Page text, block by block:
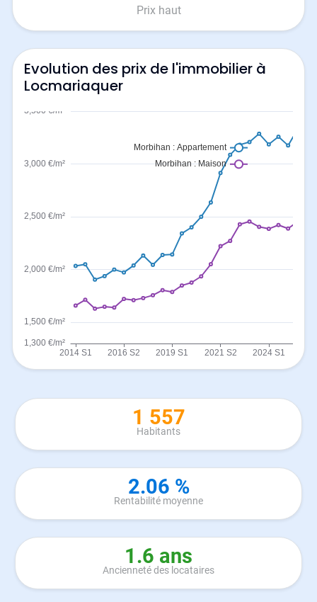
Prix haut
Evolution des prix de l'immobilier à
Locmariaquer
1 557
Habitants
2.06 %
Rentabilité moyenne
1.6 ans
Ancienneté des locataires